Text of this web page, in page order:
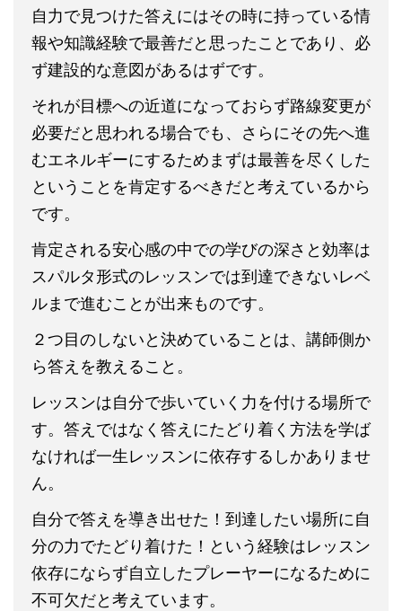
自力で見つけた答えにはその時に持っている情
報や知識経験で最善だと思ったことであり、必
ず建設的な意図があるはずです。
それが目標への近道になっておらず路線変更が
必要だと思われる場合でも、さらにその先へ進
むエネルギーにするためまずは最善を尽くした
ということを肯定するべきだと考えているから
です。
肯定される安心感の中での学びの深さと効率は
スパルタ形式のレッスンでは到達できないレベ
ルまで進むことが出来ものです。
２つ目のしないと決めていることは、講師側か
ら答えを教えること。
レッスンは自分で歩いていく力を付ける場所で
す。答えではなく答えにたどり着く方法を学ば
なければ一生レッスンに依存するしかありませ
ん。
自分で答えを導き出せた！到達したい場所に自
分の力でたどり着けた！という経験はレッスン
依存にならず自立したプレーヤーになるために
不可欠だと考えています。